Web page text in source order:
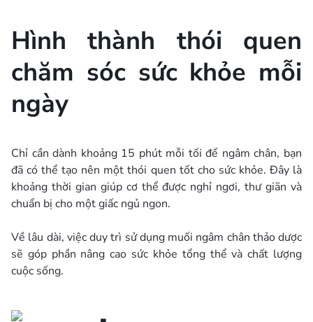
Hình thành thói quen
chăm sóc sức khỏe mỗi
ngày
Chỉ cần dành khoảng 15 phút mỗi tối để ngâm chân, bạn
đã có thể tạo nên một thói quen tốt cho sức khỏe. Đây là
khoảng thời gian giúp cơ thể được nghỉ ngơi, thư giãn và
chuẩn bị cho một giấc ngủ ngon.
Về lâu dài, việc duy trì sử dụng muối ngâm chân thảo dược
sẽ góp phần nâng cao sức khỏe tổng thể và chất lượng
cuộc sống.